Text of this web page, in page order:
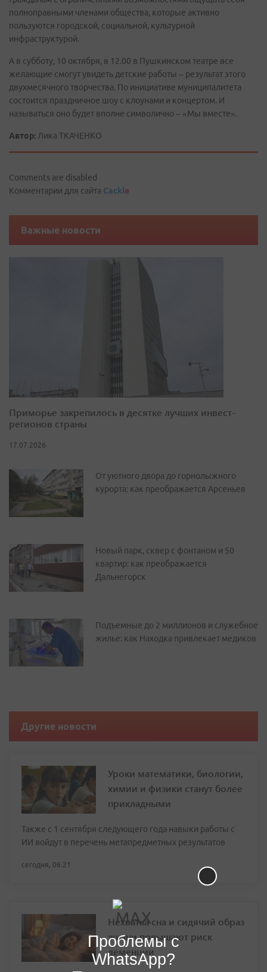
полноправными членами общества, которые активно
пользуются городской, социальной, культурной
инфраструктурой.
А в субботу, 10 октября, в 12.00 в Пушкинском театре все
желающие смогут увидеть детские работы – результат этого
двухмесячного творчества. По инициативе муниципалитета
состоится праздничное шоу с клоунами и концертом. И
называться оно будет вполне символично – «Мы вместе».
Автор: Лика ТКАЧЕНКО
Comments are disabled
Комментарии для сайта Cackle
Важные новости
Приморье закрепилось в десятке лучших инвест-
регионов страны
17.07.2026
От уютного двора до горнолыжного
курорта: как преображается Арсеньев
Новый парк, сквер с фонтаном и 50
квартир: как преображается
Дальнегорск
Подъемные до 2 миллионов и служебное
жилье: как Находка привлекает медиков
Другие новости
Уроки математики, биологии,
химии и физики станут более
прикладными
Также с 1 сентября следующего года навыки работы с
ИИ войдут в перечень метапредметных результатов
сегодня, 06:21
Нехватка сна и сидячий образ
жизни повышают риск
деменции
Проблемы с
WhatsApp?